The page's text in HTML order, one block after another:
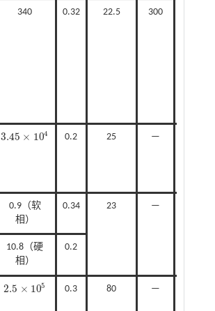
340 0.32 22.5 300
3.45 × 104
3.45× 10 4 0.2 25 —
0.9（软
相）
0.34 23 —
10.8（硬
相）
0.2
2.5 × 105
2.5× 10 5 0.3 80 —